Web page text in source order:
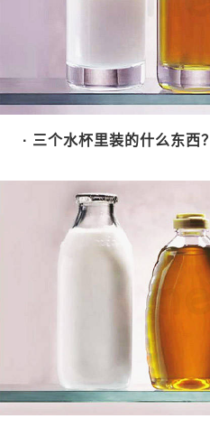
· 三个水杯里装的什么东西？